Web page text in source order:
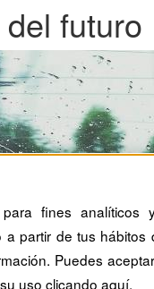
futuro
fines analíticos
partir de tus hábitos
Puedes
uso clicando aquí.